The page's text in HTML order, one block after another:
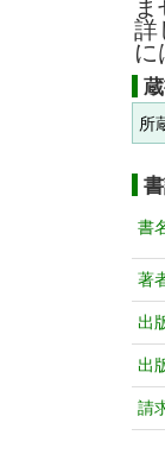
詳
に
所
書
著
出
出
請